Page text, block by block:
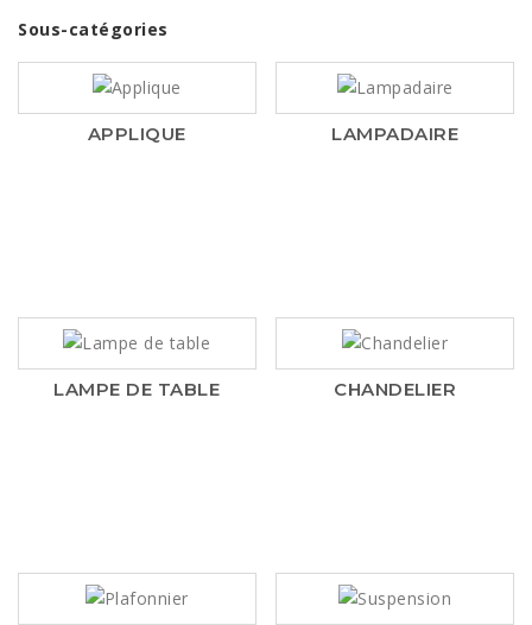
Sous-catégories
APPLIQUE LAMPADAIRE
LAMPE DE TABLE CHANDELIER